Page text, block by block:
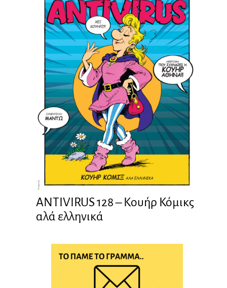
ANTIVIRUS 128 – Kουήρ Κόμικς
αλά ελληνικά